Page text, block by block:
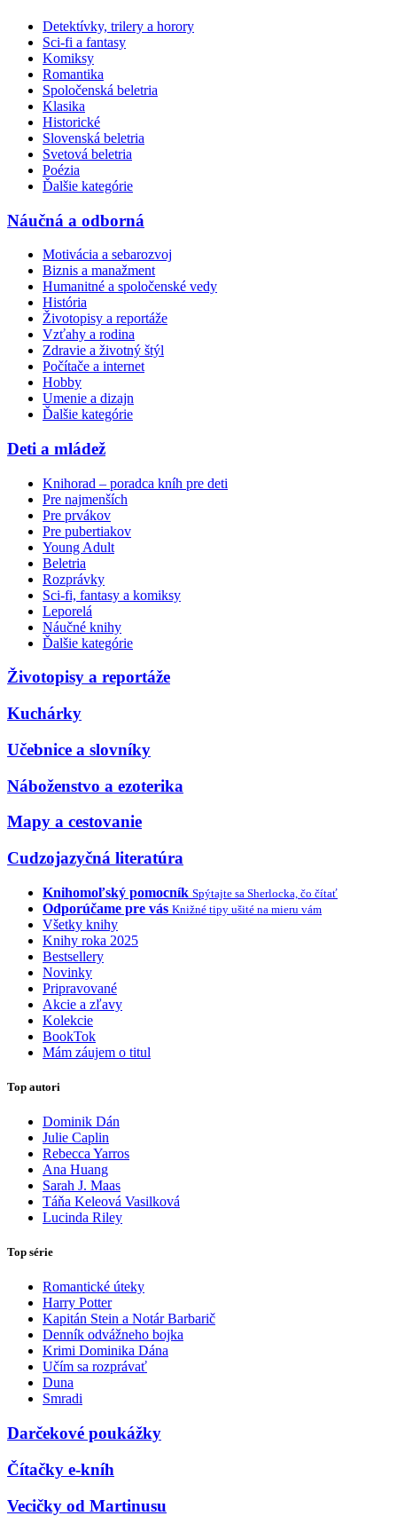
Detektívky, trilery a horory
Sci-fi a fantasy
Komiksy
Romantika
Spoločenská beletria
Klasika
Historické
Slovenská beletria
Svetová beletria
Poézia
Ďalšie kategórie
Náučná a odborná
Motivácia a sebarozvoj
Biznis a manažment
Humanitné a spoločenské vedy
História
Životopisy a reportáže
Vzťahy a rodina
Zdravie a životný štýl
Počítače a internet
Hobby
Umenie a dizajn
Ďalšie kategórie
Deti a mládež
Knihorad – poradca kníh pre deti
Pre najmenších
Pre prvákov
Pre pubertiakov
Young Adult
Beletria
Rozprávky
Sci-fi, fantasy a komiksy
Leporelá
Náučné knihy
Ďalšie kategórie
Životopisy a reportáže
Kuchárky
Učebnice a slovníky
Náboženstvo a ezoterika
Mapy a cestovanie
Cudzojazyčná literatúra
Knihomoľský pomocník Spýtajte sa Sherlocka, čo čítať
Odporúčame pre vás Knižné tipy ušité na mieru vám
Všetky knihy
Knihy roka 2025
Bestsellery
Novinky
Pripravované
Akcie a zľavy
Kolekcie
BookTok
Mám záujem o titul
Top autori
Dominik Dán
Julie Caplin
Rebecca Yarros
Ana Huang
Sarah J. Maas
Táňa Keleová Vasilková
Lucinda Riley
Top série
Romantické úteky
Harry Potter
Kapitán Stein a Notár Barbarič
Denník odvážneho bojka
Krimi Dominika Dána
Učím sa rozprávať
Duna
Smradi
Darčekové poukážky
Čítačky e-kníh
Vecičky od Martinusu